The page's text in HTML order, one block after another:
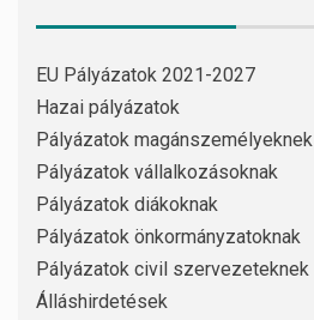
EU Pályázatok 2021-2027
Hazai pályázatok
Pályázatok magánszemélyeknek
Pályázatok vállalkozásoknak
Pályázatok diákoknak
Pályázatok önkormányzatoknak
Pályázatok civil szervezeteknek
Álláshirdetések